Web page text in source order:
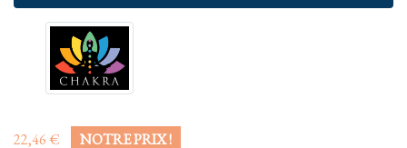
22,46 € NOTRE PRIX !